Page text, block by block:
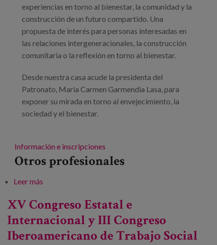
experiencias en torno al bienestar, la comunidad y la
construcción de un futuro compartido. Una
propuesta de interés para personas interesadas en
las relaciones intergeneracionales, la construcción
comunitaria o la reflexión en torno al bienestar.
Desde nuestra casa acude la presidenta del
Patronato, Maria Carmen Garmendia Lasa, para
exponer su mirada en torno al envejecimiento, la
sociedad y el bienestar.
Información e inscripciones
Otros profesionales
Leer más
XV Congreso Estatal e
Internacional y III Congreso
Iberoamericano de Trabajo Social